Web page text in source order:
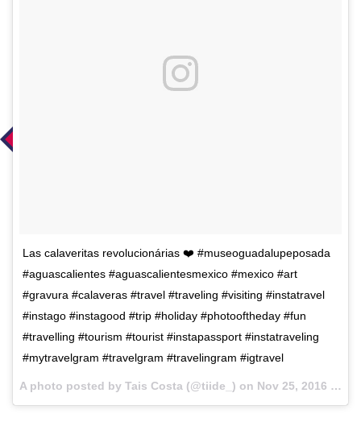
Las calaveritas revolucionárias ❤️ #museoguadalupeposada
#aguascalientes #aguascalientesmexico #mexico #art
#gravura #calaveras #travel #traveling #visiting #instatravel
#instago #instagood #trip #holiday #photooftheday #fun
#travelling #tourism #tourist #instapassport #instatraveling
#mytravelgram #travelgram #travelingram #igtravel
A photo posted by Tais Costa (@tiide_) on Nov 25, 2016 at 10:16pm PST